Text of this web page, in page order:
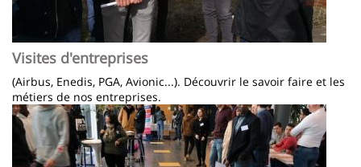
Visites d'entreprises
(Airbus, Enedis, PGA, Avionic...). Découvrir le savoir faire et les
métiers de nos entreprises.
Image